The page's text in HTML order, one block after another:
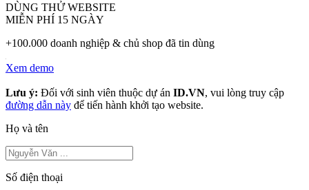
DÙNG THỬ WEBSITE
MIỄN PHÍ 15 NGÀY
+100.000 doanh nghiệp & chủ shop đã tin dùng
Xem demo
Lưu ý: Đối với sinh viên thuộc dự án ID.VN, vui lòng truy cập
đường dẫn này để tiến hành khởi tạo website.
Họ và tên
Số điện thoại